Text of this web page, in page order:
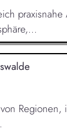
praxisnahe